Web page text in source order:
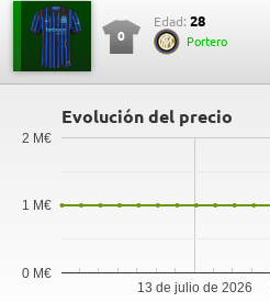
0
Edad: 28
Portero
Evolución del precio
13 de julio de 2026
0 M€
1 M€
2 M€